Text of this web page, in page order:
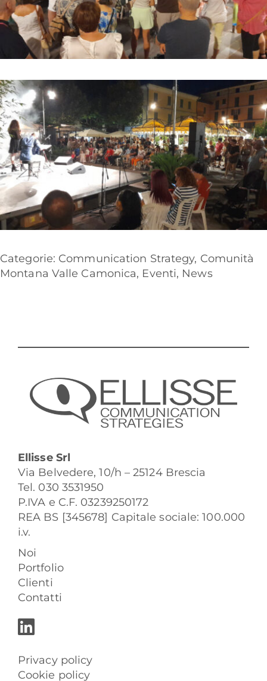
Categorie: Communication Strategy, Comunità
Montana Valle Camonica, Eventi, News
Ellisse Srl
Via Belvedere, 10/h – 25124 Brescia
Tel. 030 3531950
P.IVA e C.F. 03239250172
REA BS [345678] Capitale sociale: 100.000
i.v.
Noi
Portfolio
Clienti
Contatti
Privacy policy
Cookie policy